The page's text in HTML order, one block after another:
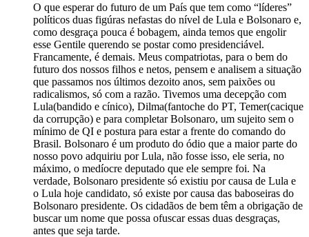
O que esperar do futuro de um País que tem como “líderes”
políticos duas figúras nefastas do nível de Lula e Bolsonaro e,
como desgraça pouca é bobagem, ainda temos que engolir
esse Gentile querendo se postar como presidenciável.
Francamente, é demais. Meus compatriotas, para o bem do
futuro dos nossos filhos e netos, pensem e analisem a situação
que passamos nos últimos dezoito anos, sem paixões ou
radicalismos, só com a razão. Tivemos uma decepção com
Lula(bandido e cínico), Dilma(fantoche do PT, Temer(cacique
da corrupção) e para completar Bolsonaro, um sujeito sem o
mínimo de QI e postura para estar a frente do comando do
Brasil. Bolsonaro é um produto do ódio que a maior parte do
nosso povo adquiriu por Lula, não fosse isso, ele seria, no
máximo, o medíocre deputado que ele sempre foi. Na
verdade, Bolsonaro presidente só existiu por causa de Lula e
o Lula hoje candidato, só existe por causa das baboseiras do
Bolsonaro presidente. Os cidadãos de bem têm a obrigação de
buscar um nome que possa ofuscar essas duas desgraças,
antes que seja tarde.